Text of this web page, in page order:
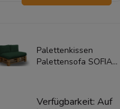
Palettenkissen
Palettensofa SOFIA
Verfügbarkeit: Auf